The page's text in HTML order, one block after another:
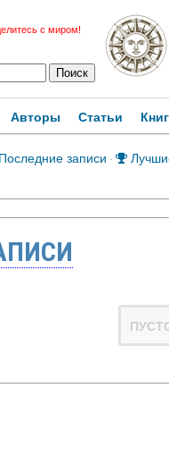
с миром!
Авторы Статьи
записи ·